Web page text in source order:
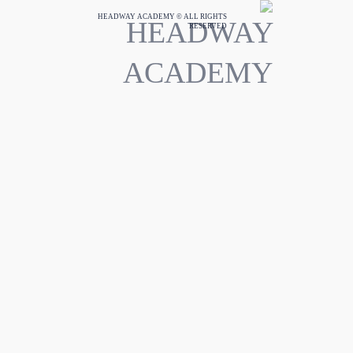
HEADWAY ACADEMY © ALL RIGHTS
RESERVED